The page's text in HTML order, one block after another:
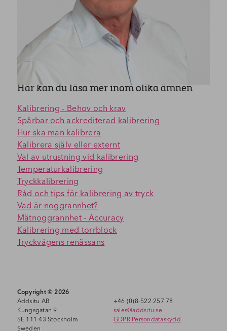
Här kan du läsa mer inom olika ämnen
Kalibrering - Behov och krav
Spårbar och ackrediterad kalibrering
Hur ska man kalibrera
Kalibrera själv eller externt
Val av utrustning vid kalibrering
Temperaturkalibrering
Tryckkalibrering
Råd och tips för kalibrering av tryck
Vad är noggrannhet?
Mätnoggrannhet - Accuracy
Kalibrering med torrblock
Tryckvågens renässans
Copyright © 2026
Addsitu AB
Kungsgatan 9
SE 111 43 Stockholm
Sweden
+46 (0)8-522 257 78
sales@addsitu.se
GDPR Persondataskydd